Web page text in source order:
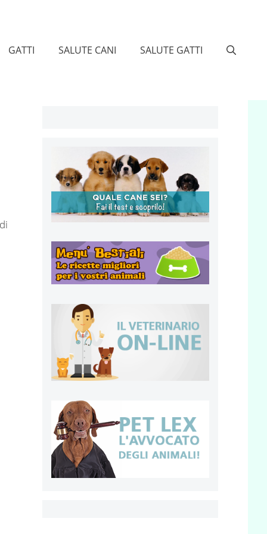
GATTI SALUTE CANI SALUTE GATTI